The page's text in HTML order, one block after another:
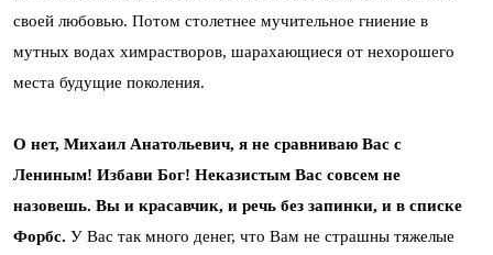
своей любовью. Потом столетнее мучительное гниение в
мутных водах химрастворов, шарахающиеся от нехорошего
места будущие поколения.
О нет, Михаил Анатольевич, я не сравниваю Вас с
Лениным! Избави Бог! Неказистым Вас совсем не
назовешь. Вы и красавчик, и речь без запинки, и в списке
Форбс. У Вас так много денег, что Вам не страшны тяжелые